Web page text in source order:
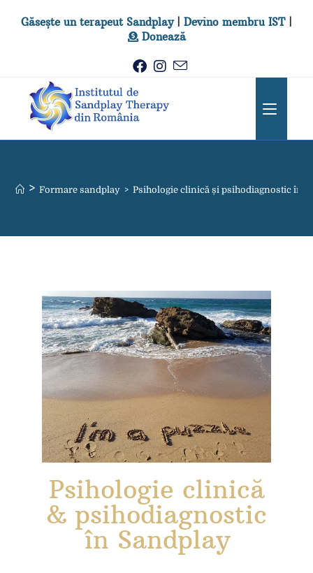
Găsește un terapeut Sandplay| Devino membru IST|
Donează
> Formare sandplay > Psihologie clinică și psihodiagnostic în
Psihologie clinică
& psihodiagnostic
în Sandplay